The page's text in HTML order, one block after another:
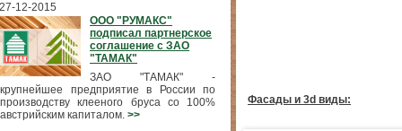
27-12-2015
ООО "РУМАКС"
подписал партнерское
соглашение с ЗАО
"ТАМАК"
ЗАО "ТАМАК" -
крупнейшее предприятие в России по
производству клееного бруса со 100%
австрийским капиталом. >>
Фасады и 3d виды: